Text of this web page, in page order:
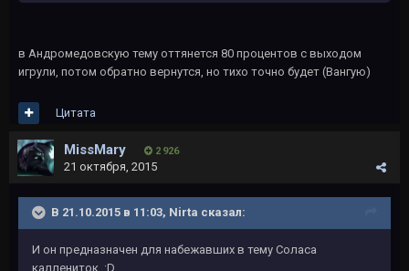
в Андромедовскую тему оттянется 80 процентов с выходом
игрули, потом обратно вернутся, но тихо точно будет (Вангую)
Цитата
MissMary 2 926
21 октября, 2015
В 21.10.2015 в 11:03, Nirta сказал:
И он предназначен для набежавших в тему Соласа
каллениток. :D